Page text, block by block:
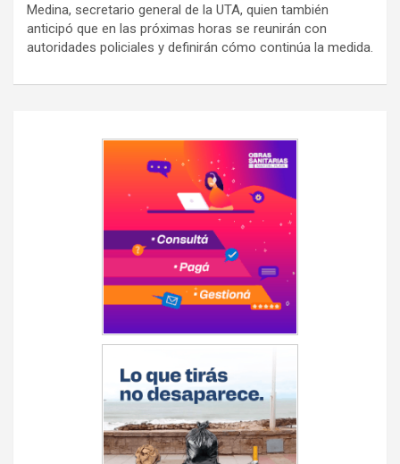
Medina, secretario general de la UTA, quien también
anticipó que en las próximas horas se reunirán con
autoridades policiales y definirán cómo continúa la medida.